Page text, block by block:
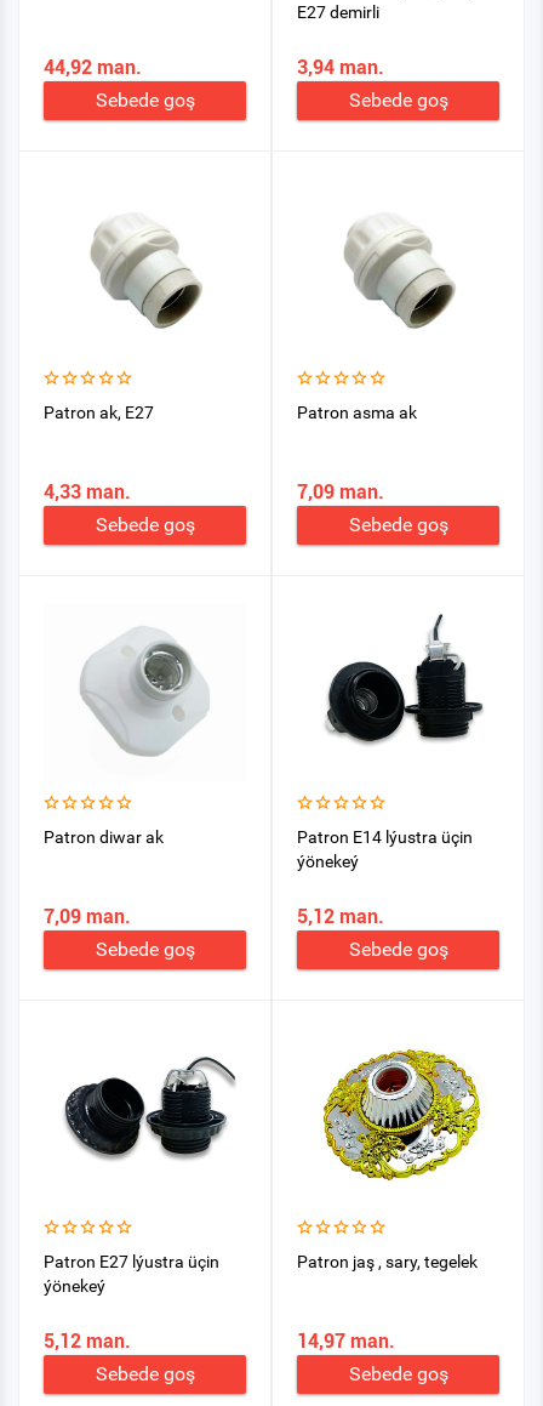
44,92 man.
Sebede goş
E27 demirli
3,94 man.
Sebede goş
Patron ak, E27
4,33 man.
Sebede goş
Patron asma ak
7,09 man.
Sebede goş
Patron diwar ak
7,09 man.
Sebede goş
Patron E14 lýustra üçin
ýönekeý
5,12 man.
Sebede goş
Patron E27 lýustra üçin
ýönekeý
5,12 man.
Sebede goş
Patron jaş , sary, tegelek
14,97 man.
Sebede goş